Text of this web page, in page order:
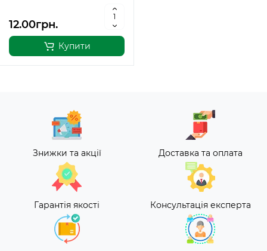
12.00грн.
Купити
Знижки та акції Доставка та оплата
Гарантія якості Консультація експерта